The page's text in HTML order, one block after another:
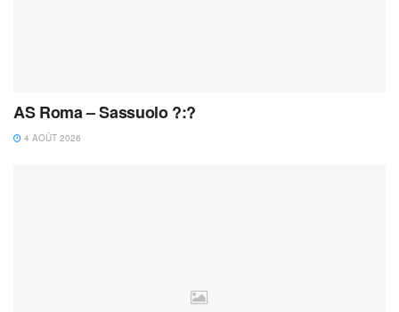
AS Roma – Sassuolo ?:?
4 AOÛT 2026